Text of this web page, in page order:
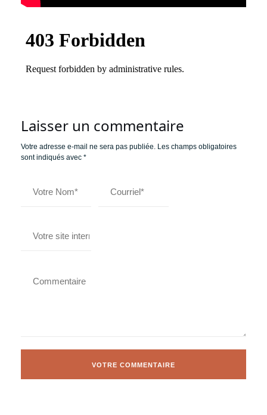
Laisser un commentaire
Votre adresse e-mail ne sera pas publiée. Les champs obligatoires
sont indiqués avec *